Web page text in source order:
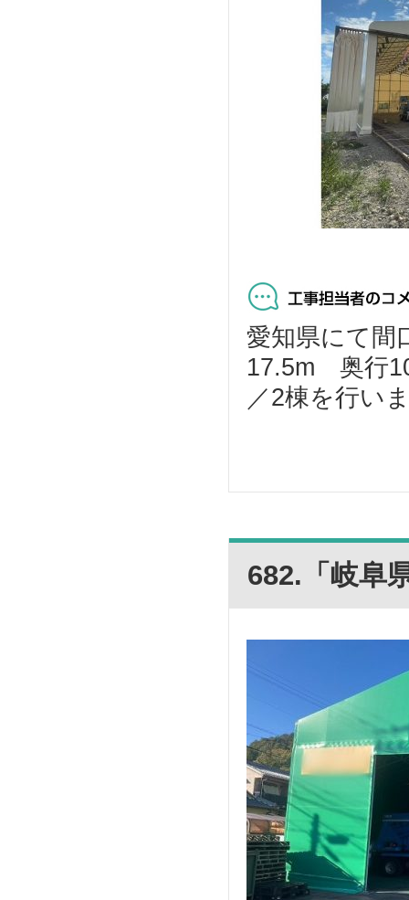
愛知県にて
17.5m 奥行
／2棟を行い
682.「岐阜